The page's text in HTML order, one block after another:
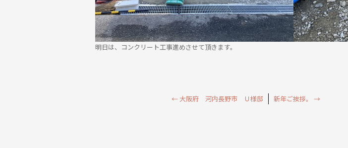
明日は、コンクリート工事進めさせて頂きます。
←大阪府 河内長野市 Ｕ様邸 新年ご挨拶。 →